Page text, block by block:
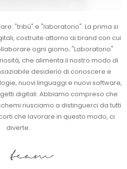
"tribù" e "laboratorio". La prima si
costruite attorno ai brand con cui
ogni giorno; "Laboratorio"
che alimenta il nostro modo di
desiderio di conoscere e
nuovi linguaggi e nuovi software,
digitali. Abbiamo compreso che
riusciamo a distinguerci da tutti
che lavorare in questo modo, ci
diverte.